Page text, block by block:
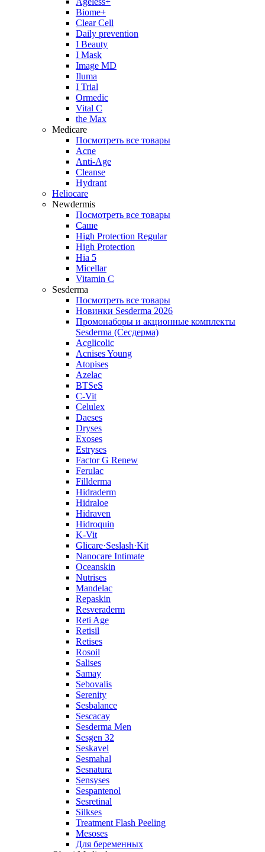
Biome+
Clear Cell
Daily prevention
I Beauty
I Mask
Image MD
Iluma
I Trial
Ormedic
Vital C
the Max
Medicare
Посмотреть все товары
Acne
Anti‑Age
Cleanse
Hydrant
Heliocare
Newdermis
Посмотреть все товары
Саше
High Protection Regular
High Protection
Hia 5
Micellar
Vitamin C
Sesderma
Посмотреть все товары
Новинки Sesderma 2026
Промонаборы и акционные комплекты
Sesderma (Сесдерма)
Acglicolic
Acnises Young
Atopises
Azelac
BTSeS
C‑Vit
Celulex
Daeses
Dryses
Exoses
Estryses
Factor G Renew
Ferulac
Fillderma
Hidraderm
Hidraloe
Hidraven
Hidroquin
K-Vit
Glicare·Seslash·Kit
Nanocare Intimate
Oceanskin
Nutrises
Mandelac
Repaskin
Resveraderm
Reti Age
Retisil
Retises
Rosoil
Salises
Samay
Sebovalis
Serenity
Sesbalance
Sescacay
Sesderma Men
Sesgen 32
Seskavel
Sesmahal
Sesnatura
Sensyses
Sespantenol
Sesretinal
Silkses
Treatment Flash Peeling
Mesoses
Для беременных